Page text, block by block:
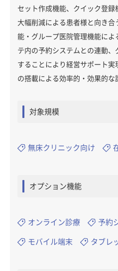
セット作成機能、クイック登録
大幅削減による患者様と向き合
能・グループ医院管理機能によ
テ内の予約システムとの連動、
することにより経営サポート
の搭載による効率的・効果的な
対象規模
無床クリニック向け
オプション機能
オンライン診療 予約
モバイル端末 タブレ